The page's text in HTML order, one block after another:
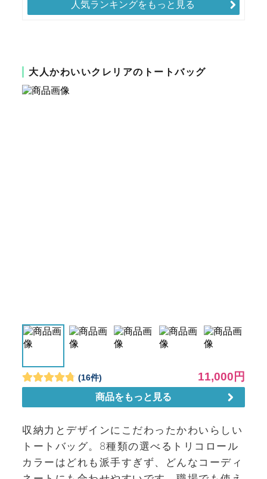
人気ランキングをもっと見る
大人かわいいクレリアのトートバッグ
収納力とデザインにこだわったかわいらしい
トートバッグ。8種類の選べるトリコロール
カラーはどれも派手すぎず、どんなコーディ